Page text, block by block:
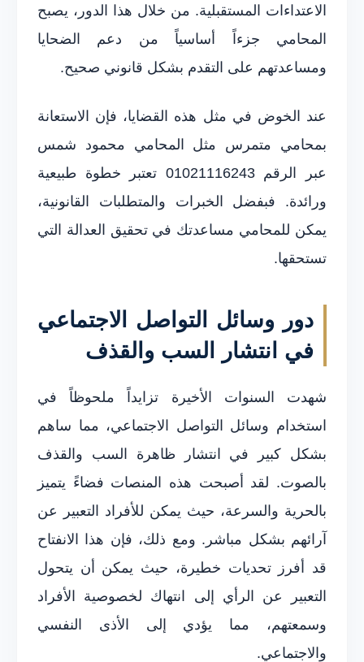
الاعتداءات المستقبلية. من خلال هذا الدور، يصبح
المحامي جزءاً أساسياً من دعم الضحايا
ومساعدتهم على التقدم بشكل قانوني صحيح.
عند الخوض في مثل هذه القضايا، فإن الاستعانة
بمحامي متمرس مثل المحامي محمود شمس
عبر الرقم 01021116243 تعتبر خطوة طبيعية
ورائدة. فبفضل الخبرات والمتطلبات القانونية،
يمكن للمحامي مساعدتك في تحقيق العدالة التي
تستحقها.
دور وسائل التواصل الاجتماعي
في انتشار السب والقذف
شهدت السنوات الأخيرة تزايداً ملحوظاً في
استخدام وسائل التواصل الاجتماعي، مما ساهم
بشكل كبير في انتشار ظاهرة السب والقذف
بالصوت. لقد أصبحت هذه المنصات فضاءً يتميز
بالحرية والسرعة، حيث يمكن للأفراد التعبير عن
آرائهم بشكل مباشر. ومع ذلك، فإن هذا الانفتاح
قد أفرز تحديات خطيرة، حيث يمكن أن يتحول
التعبير عن الرأي إلى انتهاك لخصوصية الأفراد
وسمعتهم، مما يؤدي إلى الأذى النفسي
والاجتماعي.